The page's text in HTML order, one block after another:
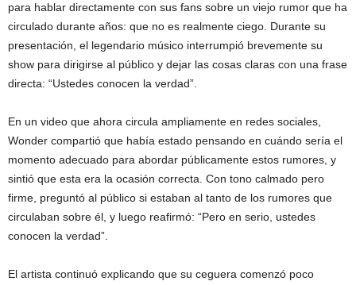
para hablar directamente con sus fans sobre un viejo rumor que ha
circulado durante años: que no es realmente ciego. Durante su
presentación, el legendario músico interrumpió brevemente su
show para dirigirse al público y dejar las cosas claras con una frase
directa: “Ustedes conocen la verdad”.
En un video que ahora circula ampliamente en redes sociales,
Wonder compartió que había estado pensando en cuándo sería el
momento adecuado para abordar públicamente estos rumores, y
sintió que esta era la ocasión correcta. Con tono calmado pero
firme, preguntó al público si estaban al tanto de los rumores que
circulaban sobre él, y luego reafirmó: “Pero en serio, ustedes
conocen la verdad”.
El artista continuó explicando que su ceguera comenzó poco